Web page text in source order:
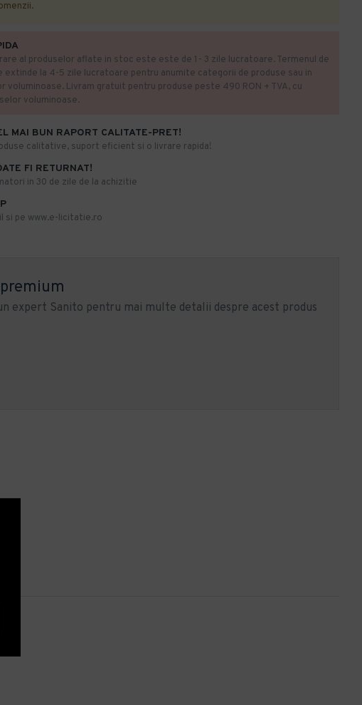
MAI BUN RAPORT CALITATE-PRET!
calitative, suport eficient si o livrare rapida!
FI RETURNAT!
in 30 de zile de la achizitie
si pe www.e-licitatie.ro
al produselor aflate in stoc este este de 1- 3 zile lucratoare. Termenul de
extinde la 4-5 zile lucratoare pentru anumite categorii de produse sau in
voluminoase. Livram gratuit pentru produse peste 490 RON + TVA, cu
voluminoase.
expert Sanito pentru mai multe detalii despre acest produs